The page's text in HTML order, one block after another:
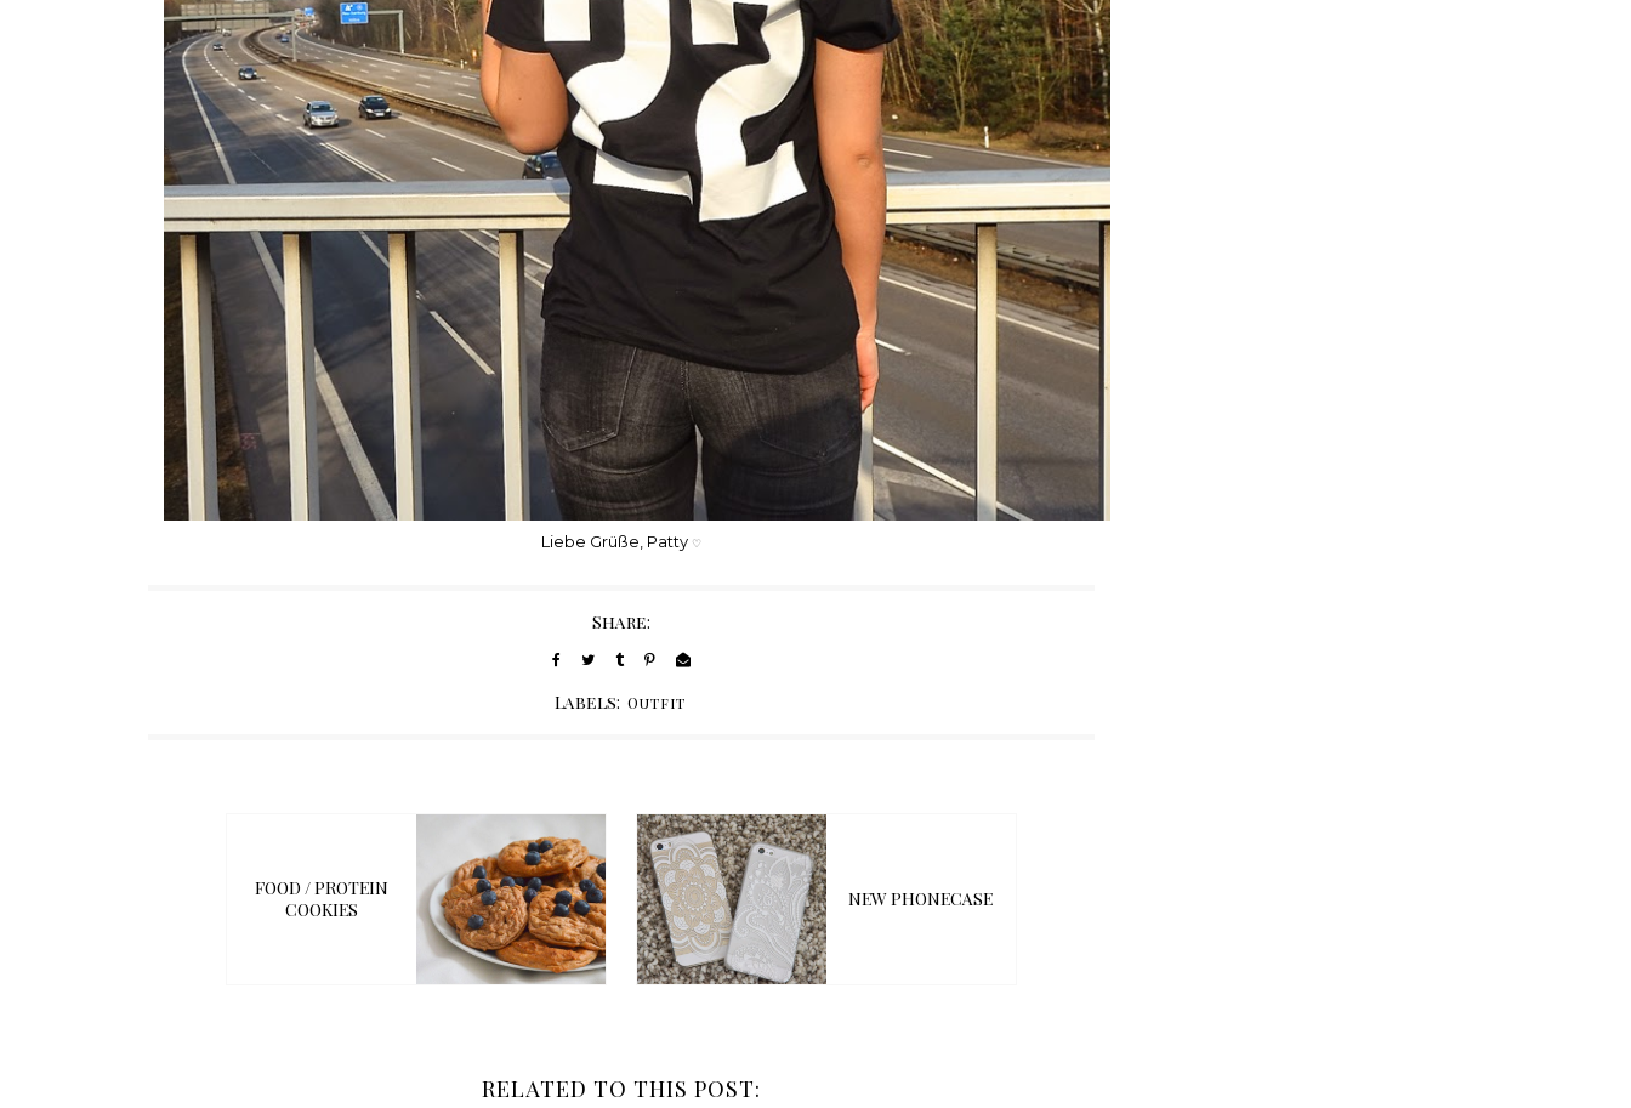
Liebe Grüße, Patty ♡
Share:
Labels: Outfit
FOOD / PROTEIN
COOKIES
NEW PHONECASE
RELATED TO THIS POST: